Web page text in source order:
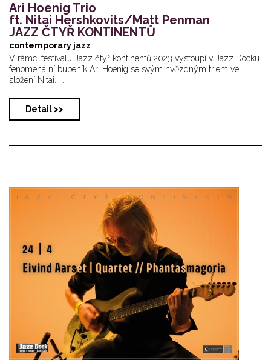
Ari Hoenig Trio
ft. Nitai Hershkovits/Matt Penman
JAZZ ČTYŘ KONTINENTŮ
contemporary jazz
V rámci festivalu Jazz čtyř kontinentů 2023 vystoupí v Jazz Docku
fenomenální bubeník Ari Hoenig se svým hvězdným triem ve
složení Nitai... ...
Detail >>